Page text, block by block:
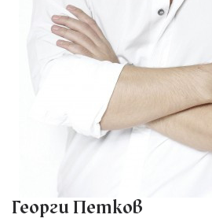
Георги Петков